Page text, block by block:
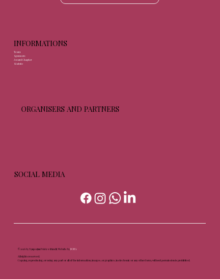
INFORMATIONS
Team
Sponsors
Award Chapter
Statute
ORGANISERS AND PARTNERS
SOCIAL MEDIA
© 2026 by Sympozjum Polek w Irlandii. Website byDORA
All rights reserved.
Copying, reproducing, or using any part or all of the information, images, or graphics, in electronic or any other form, without permission is prohibited.